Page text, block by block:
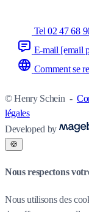
Tel 02 47 68
E-mail [email
Comment se
© Henry Schein -
légales
Developed by
🍪
Nous respectons
Nous utilisons des